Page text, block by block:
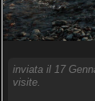
inviata il 17
visite.